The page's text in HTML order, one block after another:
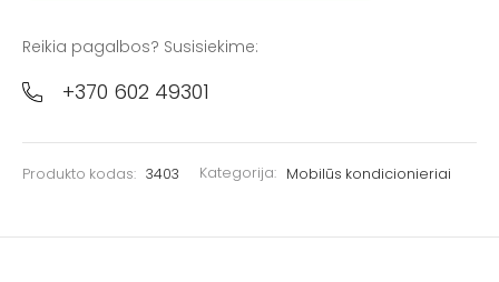
Reikia pagalbos? Susisiekime:
+370 602 49301
Produkto kodas: 3403 Kategorija: Mobilūs kondicionieriai